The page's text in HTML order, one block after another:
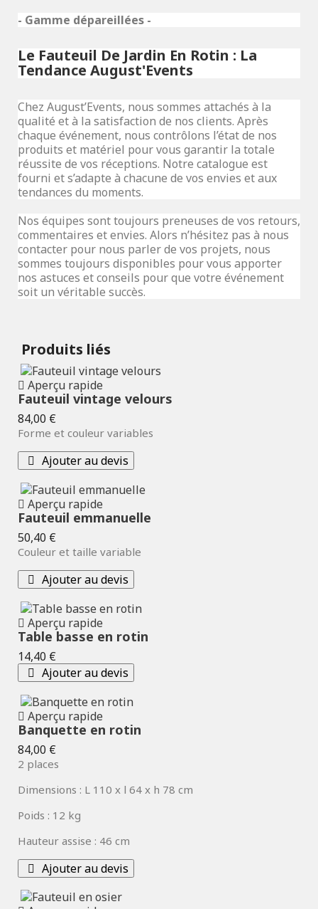
- Gamme dépareillées -
Le Fauteuil De Jardin En Rotin : La
Tendance August'Events
Chez August’Events, nous sommes attachés à la
qualité et à la satisfaction de nos clients. Après
chaque événement, nous contrôlons l’état de nos
produits et matériel pour vous garantir la totale
réussite de vos réceptions. Notre catalogue est
fourni et s’adapte à chacune de vos envies et aux
tendances du moments.
Nos équipes sont toujours preneuses de vos retours,
commentaires et envies. Alors n’hésitez pas à nous
contacter pour nous parler de vos projets, nous
sommes toujours disponibles pour vous apporter
nos astuces et conseils pour que votre événement
soit un véritable succès.
Produits liés
Aperçu rapide
Fauteuil vintage velours
Prix
84,00 €
Forme et couleur variables
Ajouter au devis
Aperçu rapide
Fauteuil emmanuelle
Prix
50,40 €
Couleur et taille variable
Ajouter au devis
Aperçu rapide
Table basse en rotin
Prix
14,40 €
Ajouter au devis
Aperçu rapide
Banquette en rotin
Prix
84,00 €
2 places
Dimensions : L 110 x l 64 x h 78 cm
Poids : 12 kg
Hauteur assise : 46 cm
Ajouter au devis